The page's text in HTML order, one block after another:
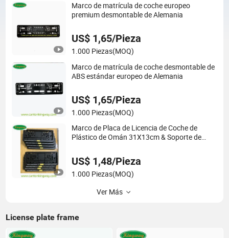
Marco de matrícula de coche europeo
premium desmontable de Alemania
US$ 1,65/Pieza
1.000 Piezas(MOQ)
Marco de matrícula de coche desmontable de
ABS estándar europeo de Alemania
US$ 1,65/Pieza
1.000 Piezas(MOQ)
Marco de Placa de Licencia de Coche de
Plástico de Omán 31X13cm & Soporte de
US$ 1,48/Pieza
1.000 Piezas(MOQ)
Ver Más
License plate frame